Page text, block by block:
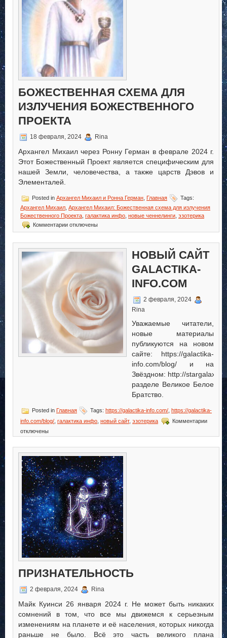
БОЖЕСТВЕННАЯ СХЕМА ДЛЯ
ИЗЛУЧЕНИЯ БОЖЕСТВЕННОГО
ПРОЕКТА
18 февраля, 2024 Rina
Архангел Михаил через Ронну Герман в феврале 2024 г.
Этот Божественный Проект является специфическим для
нашей Земли, человечества, а также царств Дэвов и
Элементалей.
Posted in Архангел Михаил и Ронна Герман Главная
Tags:
Архангел Михаил Архангел Михаил: Божественная схема для излучения
Божественного Проекта галактика инфо новые ченнелинги эзотерика
Комментариик
записи
Михаил:
Божественная
для
излучения
Божественного
Проекта
отключены
НОВЫЙ САЙТ
GALACTIKA-
INFO.COM
2 февраля, 2024
Rina
Уважаемые читатели,
новые материалы
публикуются на новом
сайте: https://galactika-
info.com/blog/ и на
Звёздном: http://
разделе Великое Белое
Братство.
Posted in Главная Tags: https://galactika-info.com/ https://galactika-
info.com/blog/ галактика инфо новый сайт, эзотерика Комментариик
Новый
отключены
ПРИЗНАТЕЛЬНОСТЬ
2 февраля, 2024 Rina
Майк Куинси 26 января 2024 г. Не может быть никаких
сомнений в том, что все мы движемся к серьезным
изменениям на планете и её населения, которых никогда
раньше не было. Всё это часть великого плана